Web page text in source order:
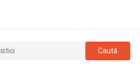
Caută